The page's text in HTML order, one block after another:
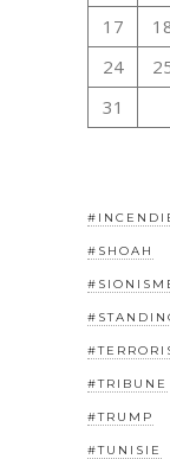
17
24
31
#SHOAH
#TRIBUNE
#TRUMP
#TUNISIE